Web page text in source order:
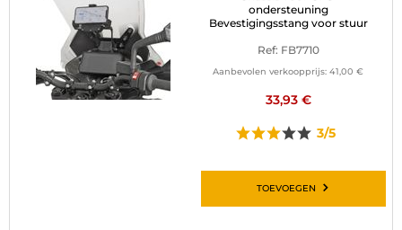
ondersteuning
Bevestigingsstang voor stuur
Ref: FB7710
Aanbevolen verkoopprijs: 41,00 €
33,93 €
3/5
TOEVOEGEN